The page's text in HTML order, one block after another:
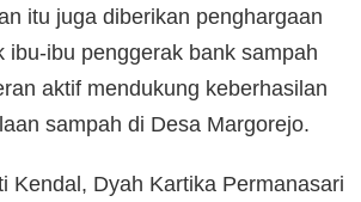
itu juga diberikan penghargaan
ibu-ibu penggerak bank sampah
aktif mendukung keberhasilan
sampah di Desa Margorejo.
Kendal, Dyah Kartika Permanasari